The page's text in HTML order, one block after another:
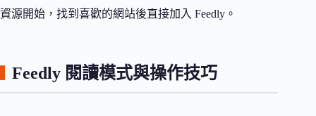
資源開始，找到喜歡的網站後直接加入 Feedly。
Feedly 閱讀模式與操作技巧